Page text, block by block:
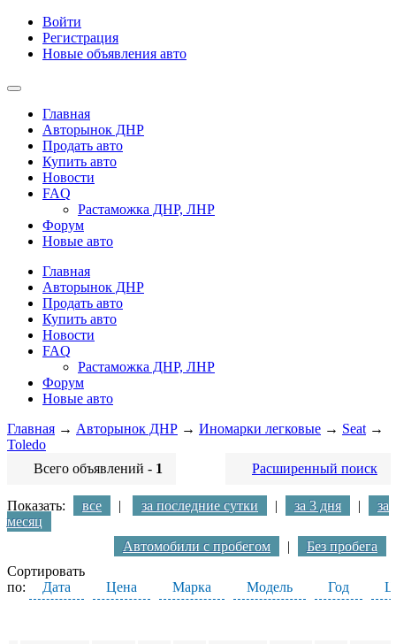
Войти
Регистрация
Новые объявления авто
Главная
Авторынок ДНР
Продать авто
Купить авто
Новости
FAQ
Растаможка ДНР, ЛНР
Форум
Новые авто
Главная
Авторынок ДНР
Продать авто
Купить авто
Новости
FAQ
Растаможка ДНР, ЛНР
Форум
Новые авто
Главная → Авторынок ДНР → Иномарки легковые → Seat →
Toledo
Всего объявлений - 1 Расширенный поиск
Показать: все | за последние сутки | за 3 дня |
за
месяц
Автомобили с пробегом
|
Без пробега
Сортировать
по:
Дата Цена Марка Модель Год